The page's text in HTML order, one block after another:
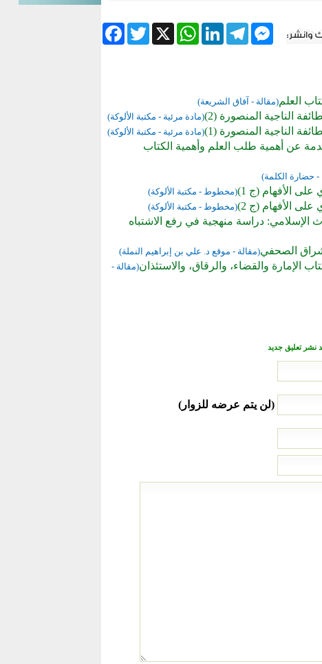
FacebookTwitter X
WhatsAppLinkedInTelegram
Messenger
العلم(مقالة - آفاق الشريعة)
الناجية المنصورة (2) (مادة مرئية - مكتبة الألوكة)
الناجية المنصورة (1) (مادة مرئية - مكتبة الألوكة)
عن أهمية طلب العلم وأهمية الكتاب
- حضارة الكلمة)
الأفهام (ج 1) (مخطوط - مكتبة الألوكة)
الأفهام (ج 2) (مخطوط - مكتبة الألوكة)
الإسلامي: دراسة منهجية في رفع الاشتباه
الصحفي(مقالة - موقع د. علي بن إبراهيم النملة)
الإمارة والقضاء، والرقاق، والاستئذان(مقالة -
نشر تعليق جديد
(لن يتم عرضه للزوار)